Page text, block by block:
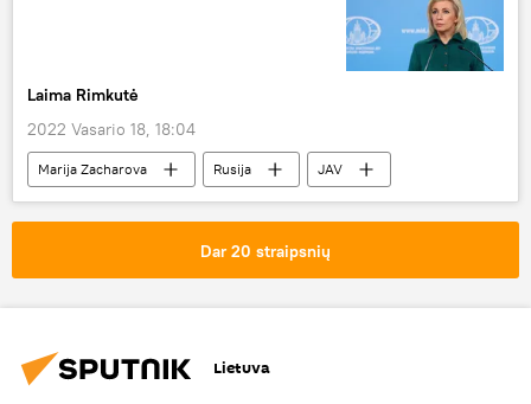
Laima Rimkutė
2022 Vasario 18, 18:04
Marija Zacharova Rusija
JAV
NATO
Ukraina Pasaulyje
Dar 20 straipsnių
Lietuva